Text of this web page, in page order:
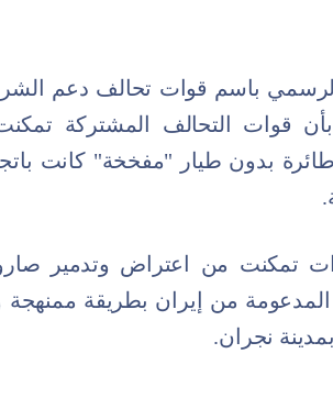
باسم قوات تحالف دعم
بأن قوات التحالف المشتركة
بدون طيار "مفخخة" كانت
تمكنت من اعتراض وتدمير
المدعومة من إيران بطريقة
نجران.